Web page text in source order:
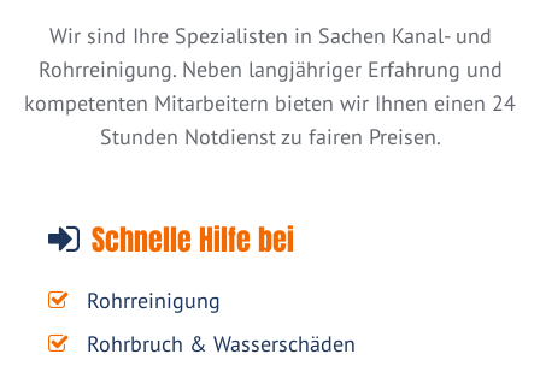
Wir sind Ihre Spezialisten in Sachen Kanal- und
Rohrreinigung. Neben langjähriger Erfahrung und
kompetenten Mitarbeitern bieten wir Ihnen einen 24
Stunden Notdienst zu fairen Preisen.
Schnelle Hilfe bei
Rohrreinigung
Rohrbruch & Wasserschäden